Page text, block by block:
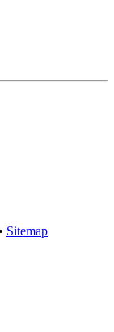
• Sitemap